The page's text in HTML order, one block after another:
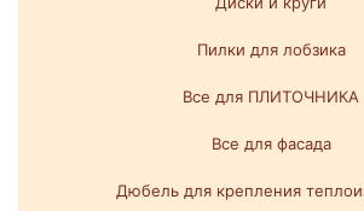
Пилки для лобзика
Все для ПЛИТОЧНИКА
Все для фасада
Дюбель для крепления